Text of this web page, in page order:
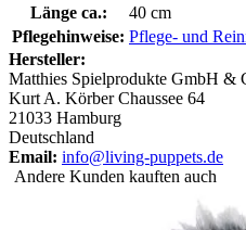
Länge ca.:
40 cm
Pflegehinweise: Pflege- und
Hersteller:
Matthies Spielprodukte GmbH &
Kurt A. Körber Chaussee 64
21033 Hamburg
Deutschland
Email: info@living-puppets.de
Andere Kunden kauften auch